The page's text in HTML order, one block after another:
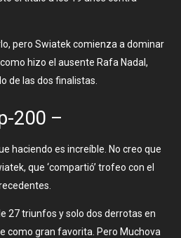
pero Swiatek comienza a dominar
hizo el ausente Rafa Nadal,
de las dos finalistas.
200 –
haciendo es increíble. No creo que
que ‘compartió’ trofeo con el
27 triunfos y solo dos derrotas en
como gran favorita. Pero Muchova